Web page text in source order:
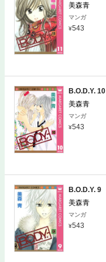
美森青
マンガ
543
B.O.D.Y. 10
美森青
マンガ
543
B.O.D.Y. 9
美森青
マンガ
543